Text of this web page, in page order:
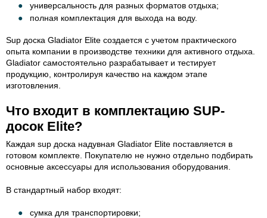
универсальность для разных форматов отдыха;
полная комплектация для выхода на воду.
Sup доска Gladiator Elite создается с учетом практического
опыта компании в производстве техники для активного отдыха.
Gladiator самостоятельно разрабатывает и тестирует
продукцию, контролируя качество на каждом этапе
изготовления.
Что входит в комплектацию SUP-
досок Elite?
Каждая sup доска надувная Gladiator Elite поставляется в
готовом комплекте. Покупателю не нужно отдельно подбирать
основные аксессуары для использования оборудования.
В стандартный набор входят:
сумка для транспортировки;